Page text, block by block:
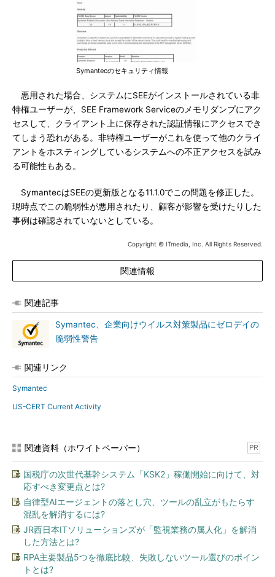
Symantecのセキュリティ情報
悪用された場合、システムにSEEがインストールされている非
特権ユーザーが、SEE Framework Serviceのメモリダンプにアク
セスして、クライアント上に保存された認証情報にアクセスでき
てしまう恐れがある。非特権ユーザーがこれを使って他のクライ
アントをホスティングしているシステムへの不正アクセスを試み
る可能性もある。
SymantecはSEEの更新版となる11.1.0でこの問題を修正した。
現時点でこの脆弱性が悪用されたり、顧客が影響を受けたりした
事例は確認されていないとしている。
Copyright © ITmedia, Inc. All Rights Reserved.
関連情報
関連記事
Symantec、企業向けウイルス対策製品にゼロデイの
脆弱性警告
関連リンク
Symantec
US-CERT Current Activity
関連資料（ホワイトペーパー） PR
国税庁の次世代基幹システム「KSK2」稼働開始に向けて、対
応すべき変更点とは?
自律型AIエージェントの落とし穴、ツールの乱立がもたらす
混乱を解消するには?
JR西日本ITソリューションズが「監視業務の属人化」を解消
した方法とは?
RPA主要製品5つを徹底比較、失敗しないツール選びのポイン
トとは?